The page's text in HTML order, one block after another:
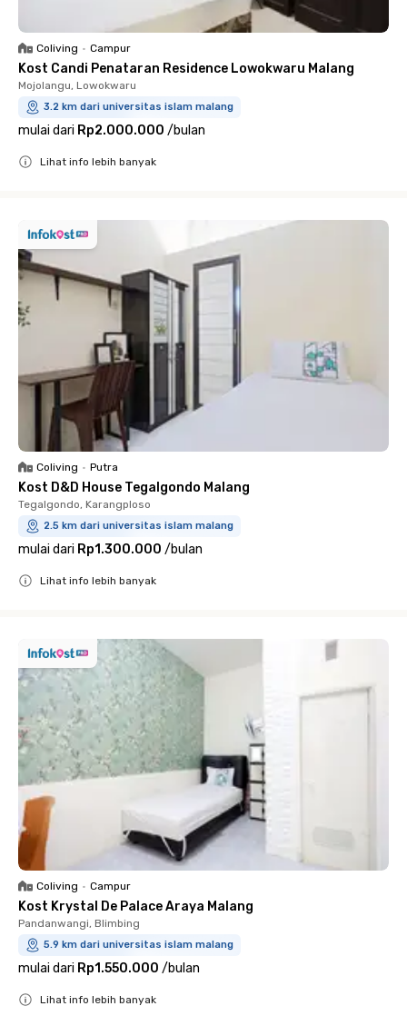
Coliving • Campur
Kost Candi Penataran Residence Lowokwaru Malang
Mojolangu, Lowokwaru
3.2 km dari universitas islam malang
mulai dari Rp2.000.000 /bulan
Lihat info lebih banyak
Coliving • Putra
Kost D&D House Tegalgondo Malang
Tegalgondo, Karangploso
2.5 km dari universitas islam malang
mulai dari Rp1.300.000 /bulan
Lihat info lebih banyak
Coliving • Campur
Kost Krystal De Palace Araya Malang
Pandanwangi, Blimbing
5.9 km dari universitas islam malang
mulai dari Rp1.550.000 /bulan
Lihat info lebih banyak